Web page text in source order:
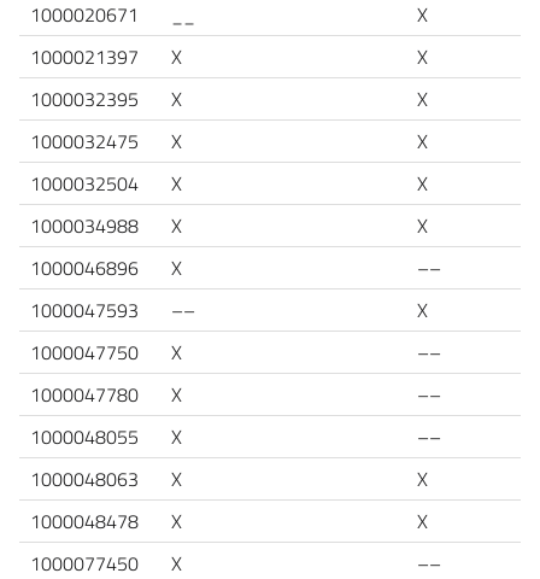
1000020671
X
1000021397
X
X
1000032395
X
X
1000032475
X
X
1000032504
X
X
1000034988
X
X
1000046896
X
––
1000047593
––
X
1000047750
X
––
1000047780
X
––
1000048055
X
––
1000048063
X
X
1000048478
X
X
1000077450
X ––